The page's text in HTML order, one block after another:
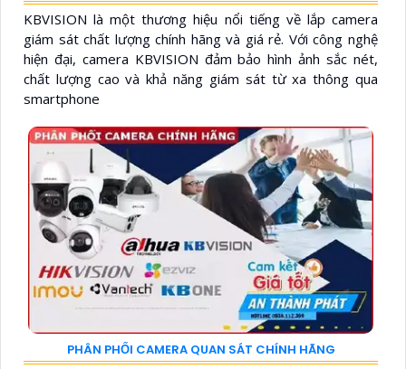
KBVISION là một thương hiệu nổi tiếng về lắp camera
giám sát chất lượng chính hãng và giá rẻ. Với công nghệ
hiện đại, camera KBVISION đảm bảo hình ảnh sắc nét,
chất lượng cao và khả năng giám sát từ xa thông qua
smartphone
PHÂN PHỐI CAMERA QUAN SÁT CHÍNH HÃNG